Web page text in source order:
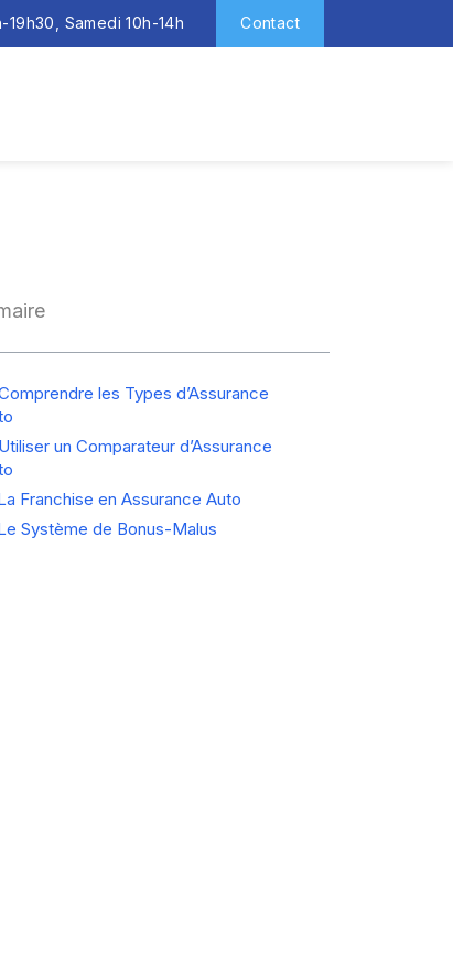
Samedi 10h-14h Contact
les Types d’Assurance
Utiliser un Comparateur d’Assurance
Franchise en Assurance Auto
Système de Bonus-Malus